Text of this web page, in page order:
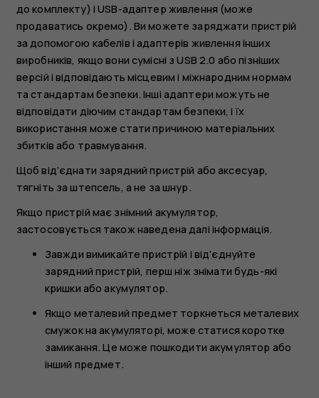
до комплекту) і USB-адаптер живлення (може
продаватись окремо). Ви можете заряджати пристрій
за допомогою кабелів і адаптерів живлення інших
виробників, якщо вони сумісні з USB 2.0 або пізніших
версій і відповідають місцевим і міжнародним нормам
та стандартам безпеки. Інші адаптери можуть не
відповідати діючим стандартам безпеки, і їх
використання може стати причиною матеріальних
збитків або травмування.
Щоб від’єднати зарядний пристрій або аксесуар,
тягніть за штепсель, а не за шнур.
Якщо пристрій має знімний акумулятор,
застосовується також наведена далі інформація.
Завжди вимикайте пристрій і від'єднуйте
зарядний пристрій, перш ніж знімати будь-які
кришки або акумулятор.
Якщо металевий предмет торкнеться металевих
смужок на акумуляторі, може статися коротке
замикання. Це може пошкодити акумулятор або
інший предмет.